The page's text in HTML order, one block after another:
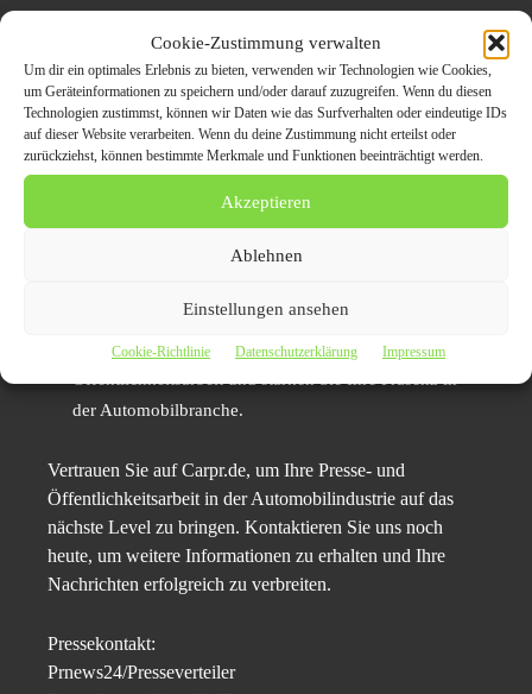
Cookie-Zustimmung verwalten
Um dir ein optimales Erlebnis zu bieten, verwenden wir Technologien wie Cookies,
um Geräteinformationen zu speichern und/oder darauf zuzugreifen. Wenn du diesen
Technologien zustimmst, können wir Daten wie das Surfverhalten oder eindeutige IDs
auf dieser Website verarbeiten. Wenn du deine Zustimmung nicht erteilst oder
zurückziehst, können bestimmte Merkmale und Funktionen beeinträchtigt werden.
Akzeptieren
Ablehnen
Einstellungen ansehen
Cookie-Richtlinie Datenschutzerklärung Impressum
Nutzen Sie den Carpr.de Presseverteiler, um Ihre
Pressemeldungen an über 50 renommierte
Presseportale zu verbreiten.
Erreichen Sie eine breite Zielgruppe in der
Steigern Sie den Erfolg Ihrer Presse- und
der Automobilbranche.
Vertrauen Sie auf Carpr.de, um Ihre Presse- und
Öffentlichkeitsarbeit in der Automobilindustrie auf das
nächste Level zu bringen. Kontaktieren Sie uns noch
heute, um weitere Informationen zu erhalten und Ihre
Nachrichten erfolgreich zu verbreiten.
Pressekontakt:
Prnews24/Presseverteiler